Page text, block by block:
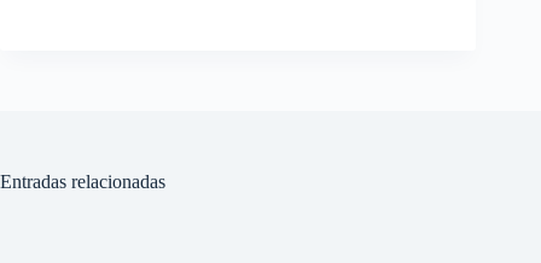
Entradas relacionadas